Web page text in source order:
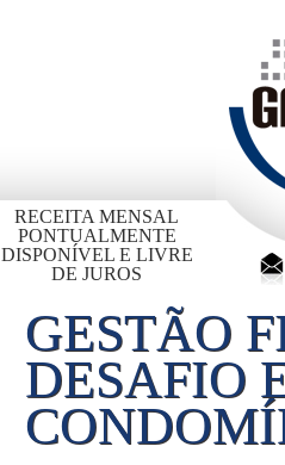
RECEITA MENSAL
PONTUALMENTE
DISPONÍVEL E LIVRE
DE JUROS
GESTÃO
DESAFIO